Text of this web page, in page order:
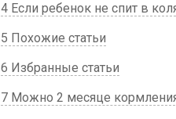
4 Если ребенок не спит в
5 Похожие статьи
6 Избранные статьи
7 Можно 2 месяце